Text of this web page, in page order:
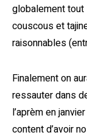
globalement
couscous et
raisonnables
Finalement on
ressauter dans
l’aprèm en
content d’avoir